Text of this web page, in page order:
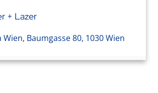
+ Lazer
Wien, Baumgasse 80, 1030 Wien